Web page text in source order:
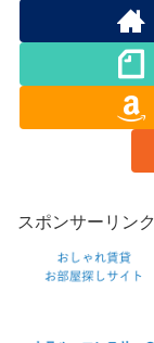
スポンサーリンク